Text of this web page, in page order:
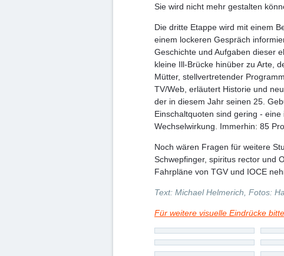
Sie wird nicht mehr gestalten
Die dritte Etappe wird mit einem
einem lockeren Gespräch
Geschichte und Aufgaben dieser
kleine Ill-Brücke hinüber zu Arte,
Mütter, stellvertretender
TV/Web, erläutert Historie und
der in diesem Jahr seinen 25.
Einschaltquoten sind gering -
Wechselwirkung. Immerhin: 85
Noch wären Fragen für weitere
Schwepfinger, spiritus rector und
Fahrpläne von TGV und IOCE
Text: Michael Helmerich, Fotos:
Für weitere visuelle Eindrücke